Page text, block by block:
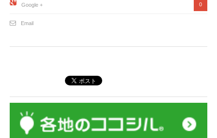
Google + 0
Email